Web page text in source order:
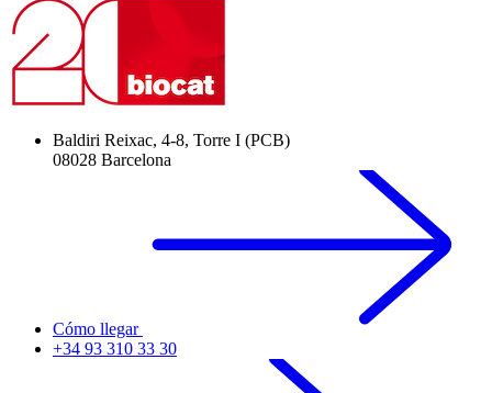
Baldiri Reixac, 4-8, Torre I (PCB)
08028 Barcelona
Cómo llegar
+34 93 310 33 30